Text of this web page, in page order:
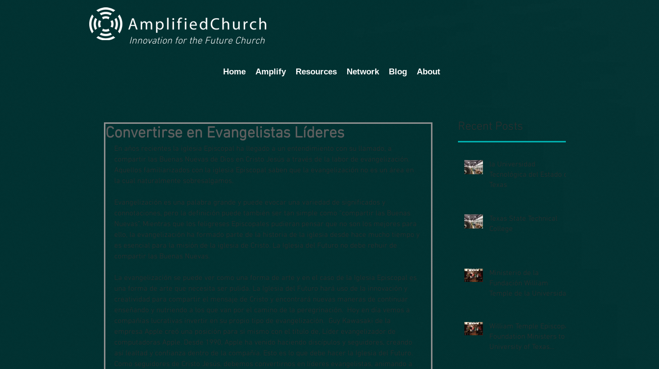
Innovation for the Future Church
Home Amplify Resources Network Blog About
Convertirse en Evangelistas Líderes
En años recientes la iglesia Episcopal ha llegado a un entendimiento con su llamado, a
compartir las Buenas Nuevas de Dios en Cristo Jesús a través de la labor de evangelización.
Aquellos familiarizados con la iglesia Episcopal saben que la evangelización no es un área en
la cual naturalmente sobresalgamos.
Evangelización es una palabra grande y puede evocar una variedad de significados y
connotaciones, pero la definición puede también ser tan simple como “compartir las Buenas
Nuevas”. Mientras que los feligreses Episcopales pudieran pensar que no son los mejores para
ello, la evangelización ha formado parte de la historia de la iglesia desde hace mucho tiempo y
es esencial para la misión de la iglesia de Cristo. La Iglesia del Futuro no debe rehuir de
compartir las Buenas Nuevas.
La evangelización se puede ver como una forma de arte y en el caso de la Iglesia Episcopal es
una forma de arte que necesita ser pulida. La Iglesia del Futuro hará uso de la innovación y
creatividad para compartir el mensaje de Cristo y encontrará nuevas maneras de continuar
enseñando y nutriendo a los que van por el camino de la peregrinación.  Hoy en día vemos a
compañías lucrativas invertir en su propio tipo de evangelización.  Guy Kawasaki de la
empresa Apple creó una posición para sí mismo con el título de, Líder evangelizador de
computadoras Apple. Desde 1990, Apple ha venido haciendo discípulos y seguidores, creando
así lealtad y confianza dentro de la compañía. Esto es lo que debe hacer la Iglesia del Futuro.
Como seguidores de Cristo Jesús, debemos convertirnos en líderes evangelistas, animando a
Recent Posts
la Universidad
Tecnológica del Estado de
Texas
Texas State Technical
College
Ministerio de la
Fundación William
Temple de la Universidad
William Temple Episcopal
Foundation Ministers to
University of Texas